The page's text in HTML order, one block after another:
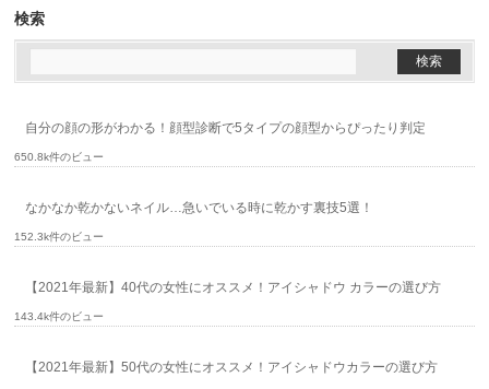
検索
自分の顔の形がわかる！顔型診断で5タイプの顔型からぴったり判定
650.8k件のビュー
なかなか乾かないネイル…急いでいる時に乾かす裏技5選！
152.3k件のビュー
【2021年最新】40代の女性にオススメ！アイシャドウ カラーの選び方
143.4k件のビュー
【2021年最新】50代の女性にオススメ！アイシャドウカラーの選び方